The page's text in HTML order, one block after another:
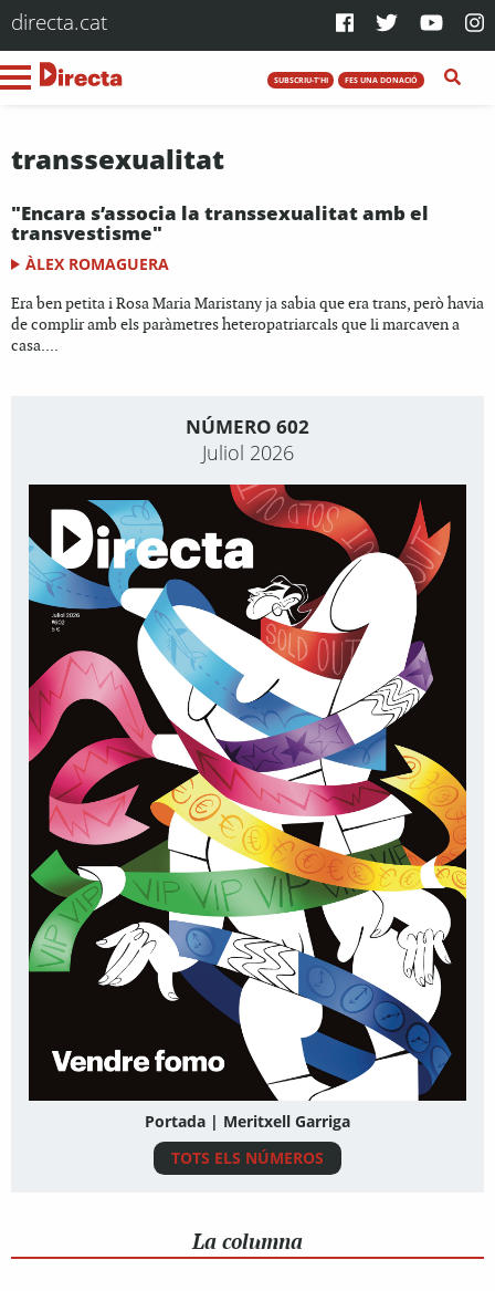
directa.cat
SUBSCRIU-T'HI FES UNA DONACIÓ
transsexualitat
"Encara s’associa la transsexualitat amb el
transvestisme"
ÀLEX ROMAGUERA
Era ben petita i Rosa Maria Maristany ja sabia que era trans, però havia
de complir amb els paràmetres heteropatriarcals que li marcaven a
casa....
NÚMERO 602
Juliol 2026
Portada | Meritxell Garriga
TOTS ELS NÚMEROS
La columna